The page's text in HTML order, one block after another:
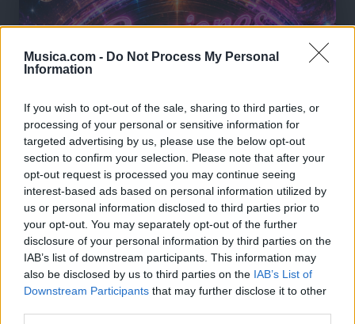
Musica.com - Do Not Process My Personal
Information
If you wish to opt-out of the sale, sharing to third parties, or
processing of your personal or sensitive information for
targeted advertising by us, please use the below opt-out
section to confirm your selection. Please note that after your
opt-out request is processed you may continue seeing
interest-based ads based on personal information utilized by
us or personal information disclosed to third parties prior to
your opt-out. You may separately opt-out of the further
disclosure of your personal information by third parties on the
IAB’s list of downstream participants. This information may
also be disclosed by us to third parties on the IAB’s List of
Downstream Participants that may further disclose it to other
🪐🚀 Canciones para Ver las Estrellas:
🌌🚀 Viaje intergaláctico: la mejor selección de